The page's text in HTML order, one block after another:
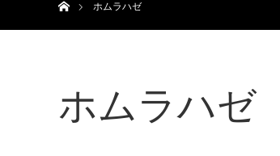
ホムラハゼ
ホムラハゼ